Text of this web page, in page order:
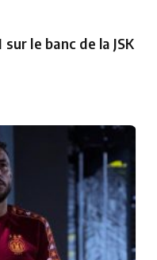
le banc de la JSK